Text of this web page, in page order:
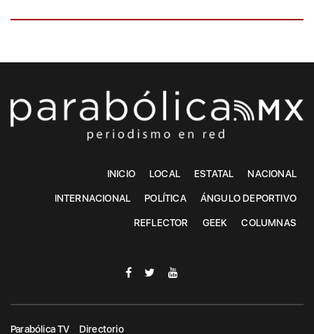
INICIO LOCAL ESTATAL NACIONAL
INTERNACIONAL POLÍTICA ÁNGULO DEPORTIVO
REFLECTOR GEEK COLUMNAS
Parabólica TV Directorio